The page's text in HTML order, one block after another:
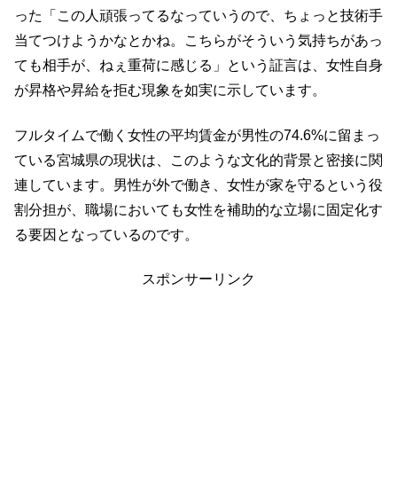
った「この人頑張ってるなっていうので、ちょっと技術手
当てつけようかなとかね。こちらがそういう気持ちがあっ
ても相手が、ねぇ重荷に感じる」という証言は、女性自身
が昇格や昇給を拒む現象を如実に示しています。
フルタイムで働く女性の平均賃金が男性の74.6%に留まっ
ている宮城県の現状は、このような文化的背景と密接に関
連しています。男性が外で働き、女性が家を守るという役
割分担が、職場においても女性を補助的な立場に固定化す
る要因となっているのです。
スポンサーリンク